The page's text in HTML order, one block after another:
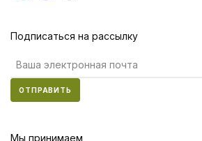
Подписаться на рассылку
ОТПРАВИТЬ
Мы принимаем